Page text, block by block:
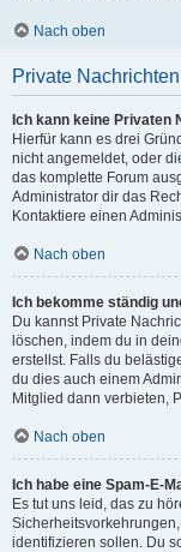
Nach oben
Private Nachrichten
Ich kann keine
Hierfür kann es drei
nicht angemeldet, oder
das komplette Forum
Administrator dir das
Kontaktiere einen
Nach oben
Ich bekomme ständig
Du kannst Private
löschen, indem du in
erstellst. Falls du
du dies auch einem
Mitglied dann verbieten,
Nach oben
Ich habe eine Spam-E-
Es tut uns leid, das zu
identifizieren sollen. Du